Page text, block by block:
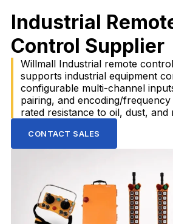
Industrial
Control Supplier
Willmall Industrial remote
supports industrial equipment
configurable multi-channel
pairing, and encoding/
rated resistance to oil, dust, and
CONTACT SALES